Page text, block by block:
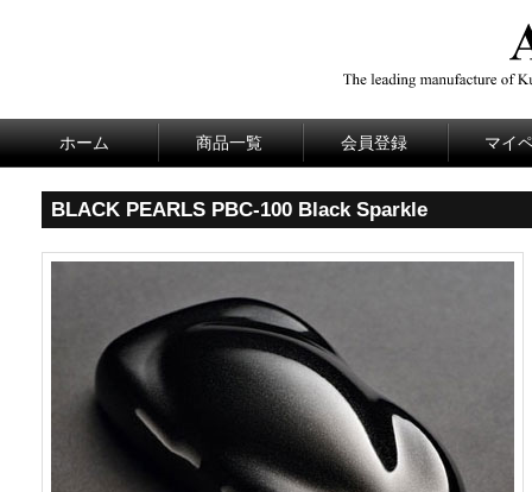
ホーム 商品一覧 会員登録 マイ
BLACK PEARLS PBC-100 Black Sparkle